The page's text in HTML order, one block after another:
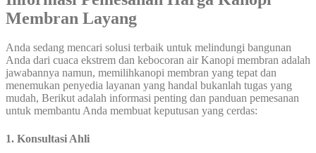
Membran Layang
Anda sedang mencari solusi terbaik untuk melindungi bangunan
Anda dari cuaca ekstrem dan kebocoran air Kanopi membran adalah
jawabannya namun, memilihkanopi membran yang tepat dan
menemukan penyedia layanan yang handal bukanlah tugas yang
mudah, Berikut adalah informasi penting dan panduan pemesanan
untuk membantu Anda membuat keputusan yang cerdas:
1. Konsultasi Ahli